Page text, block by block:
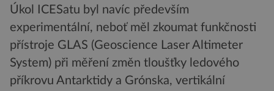
Úkol ICESatu byl navíc především
experimentální, neboť měl zkoumat funkčnosti
přístroje GLAS (Geoscience Laser Altimeter
System) při měření změn tloušťky ledového
příkrovu Antarktidy a Grónska, vertikální